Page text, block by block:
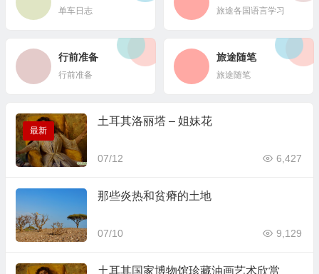
单车日志 旅途各国语言学习
行前准备
行前准备
旅途随笔
旅途随笔
最新
土耳其洛丽塔 – 姐妹花
07/12 6,427
那些炎热和贫瘠的土地
07/10 9,129
土耳其国家博物馆珍藏油画艺术欣赏